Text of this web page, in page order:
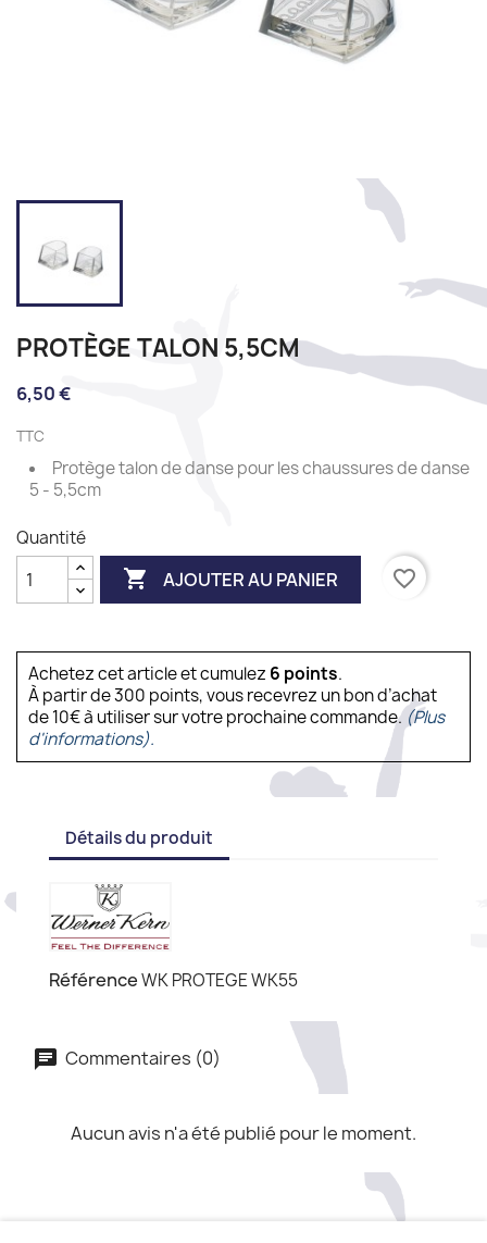
PROTÈGE TALON 5,5CM
6,50 €
TTC
Protège talon de danse pour les chaussures de danse
5 - 5,5cm
Quantité
 AJOUTER AU PANIER favorite_border
Achetez cet article et cumulez 6 points.
À partir de 300 points, vous recevrez un bon d’achat
de 10€ à utiliser sur votre prochaine commande. (Plus
d'informations).
Détails du produit
RéférenceWK PROTEGE WK55
Commentaires (0)
Aucun avis n'a été publié pour le moment.